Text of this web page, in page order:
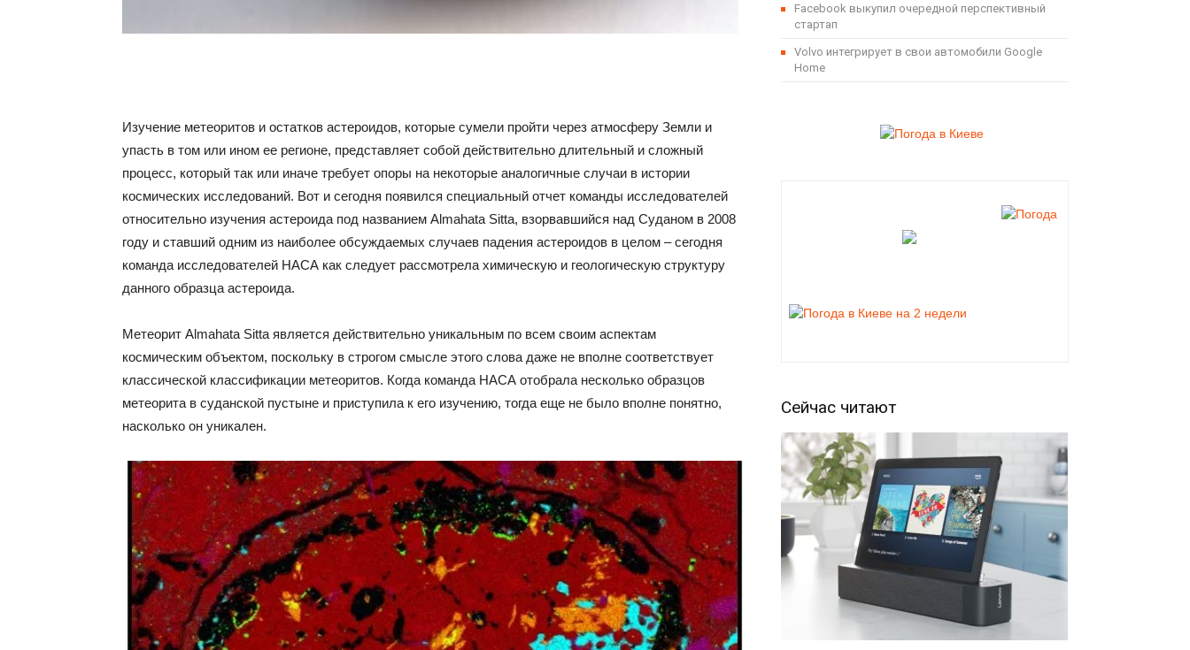
Изучение метеоритов и остатков астероидов, которые сумели пройти через атмосферу Земли и
упасть в том или ином ее регионе, представляет собой действительно длительный и сложный
процесс, который так или иначе требует опоры на некоторые аналогичные случаи в истории
космических исследований. Вот и сегодня появился специальный отчет команды исследователей
относительно изучения астероида под названием Almahata Sitta, взорвавшийся над Суданом в 2008
году и ставший одним из наиболее обсуждаемых случаев падения астероидов в целом – сегодня
команда исследователей НАСА как следует рассмотрела химическую и геологическую структуру
данного образца астероида.
Метеорит Almahata Sitta является действительно уникальным по всем своим аспектам
космическим объектом, поскольку в строгом смысле этого слова даже не вполне соответствует
классической классификации метеоритов. Когда команда НАСА отобрала несколько образцов
метеорита в суданской пустыне и приступила к его изучению, тогда еще не было вполне понятно,
насколько он уникален.
Facebook выкупил очередной перспективный
стартап
Volvo интегрирует в свои автомобили Google
Home
Сейчас читают